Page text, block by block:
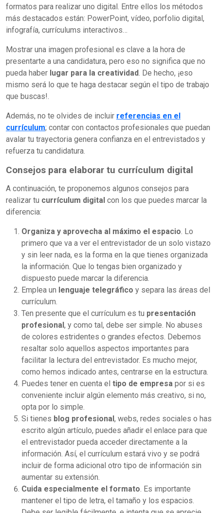
formatos para realizar uno digital. Entre ellos los métodos
más destacados están: PowerPoint, vídeo, porfolio digital,
infografía, currículums interactivos…
Mostrar una imagen profesional es clave a la hora de
presentarte a una candidatura, pero eso no significa que no
pueda haber lugar para la creatividad . De hecho, ¡eso
mismo será lo que te haga destacar según el tipo de trabajo
que buscas!.
Además, no te olvides de incluir referencias en el
currículum; contar con contactos profesionales que puedan
avalar tu trayectoria genera confianza en el entrevistados y
refuerza tu candidatura.
Consejos para elaborar tu currículum digital
A continuación, te proponemos algunos consejos para
realizar tu currículum digital con los que puedes marcar la
diferencia:
Organiza y aprovecha al máximo el espacio . Lo
primero que va a ver el entrevistador de un solo vistazo
y sin leer nada, es la forma en la que tienes organizada
la información. Que lo tengas bien organizado y
dispuesto puede marcar la diferencia.
Emplea un lenguaje telegráfico y separa las áreas del
currículum.
Ten presente que el currículum es tu presentación
profesional, y como tal, debe ser simple. No abuses
de colores estridentes o grandes efectos. Debemos
resaltar solo aquellos aspectos importantes para
facilitar la lectura del entrevistador. Es mucho mejor,
como hemos indicado antes, centrarse en la estructura.
Puedes tener en cuenta el tipo de empresa por si es
conveniente incluir algún elemento más creativo, si no,
opta por lo simple.
Si tienes blog profesional, webs, redes sociales o has
escrito algún artículo, puedes añadir el enlace para que
el entrevistador pueda acceder directamente a la
información. Así, el currículum estará vivo y se podrá
incluir de forma adicional otro tipo de información sin
aumentar su extensión.
Cuida especialmente el formato . Es importante
mantener el tipo de letra, el tamaño y los espacios.